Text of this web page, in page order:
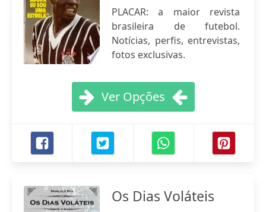
PLACAR: a maior revista
brasileira de futebol.
Notícias, perfis, entrevistas,
fotos exclusivas.
Ver Opções
Os Dias Voláteis